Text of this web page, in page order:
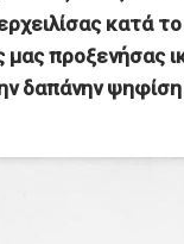
κατά
προξενήσας
δαπάνην ψηφίση